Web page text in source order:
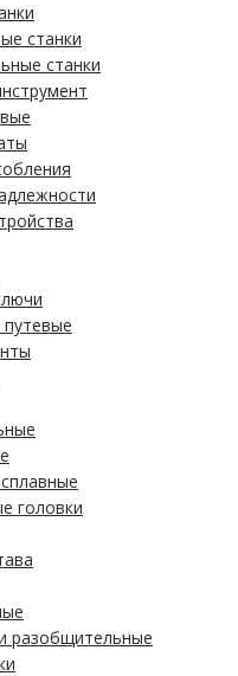
станки
станки
путевые
головки
разобщительные